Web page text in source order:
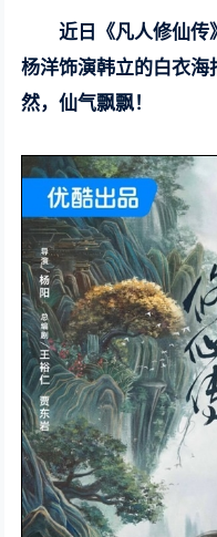
近日《凡人修仙传
杨洋饰演韩立的白衣海
然，仙气飘飘！